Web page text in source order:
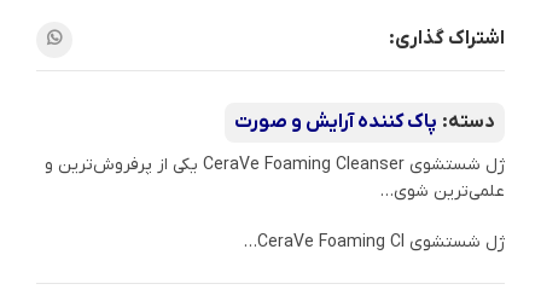
اشتراک گذاری:
دسته: پاک کننده آرایش و صورت
ژل شستشوی CeraVe Foaming Cleanser یکی از پرفروش‌ترین و
علمی‌ترین شوی…
ژل شستشوی CeraVe Foaming Cl…